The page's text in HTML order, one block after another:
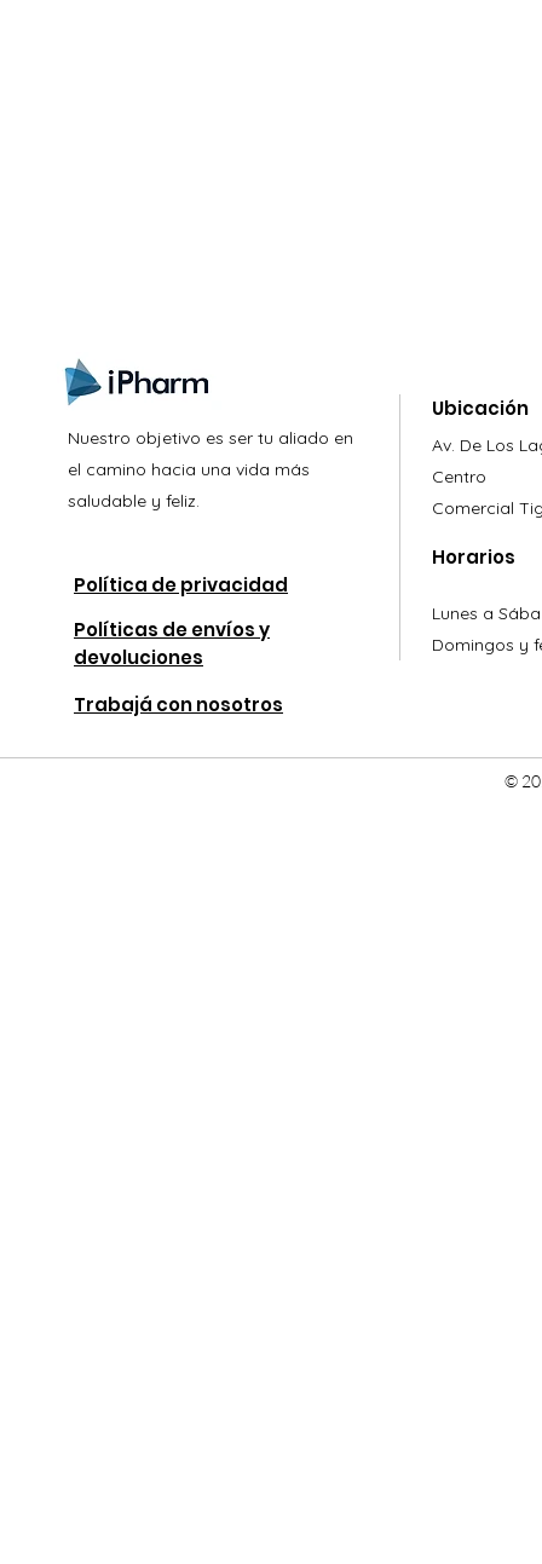
Nuestro objetivo es ser tu aliado en
el camino hacia una vida más
saludable y feliz.
Política de privacidad
Políticas de envíos y
devoluciones
Trabajá con nosotros
Ubicación
Av. De Los
Centro
Comercial
Horarios
Lunes a
Domingos y
©